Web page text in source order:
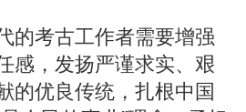
考古工作者需要增强
感，发扬严谨求实、艰
的优良传统，扎根中国